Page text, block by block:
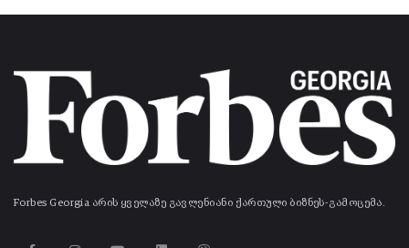
Forbes Georgia არის ყველაზე გავლენიანი ქართული ბიზნეს-გამოცემა.